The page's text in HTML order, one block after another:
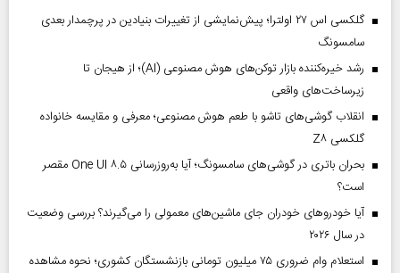
گلکسی اس ۲۷ اولترا؛ پیش‌نمایشی از تغییرات بنیادین در پرچمدار بعدی
سامسونگ
رشد خیره‌کننده بازار توکن‌های هوش مصنوعی (AI)؛ از هیجان تا
زیرساخت‌های واقعی
انقلاب گوشی‌های تاشو‌ با طعم هوش مصنوعی؛ معرفی و مقایسه خانواده
گلکسی Z۸
بحران باتری در گوشی‌های سامسونگ؛ آیا به‌روزرسانی One UI ۸.۵ مقصر
است؟
آیا خودروهای خودران جای ماشین‌های معمولی را می‌گیرند؟ بررسی وضعیت
در سال ۲۰۲۶
استعلام وام ضروری ۷۵ میلیون تومانی بازنشستگان کشوری؛ نحوه مشاهده